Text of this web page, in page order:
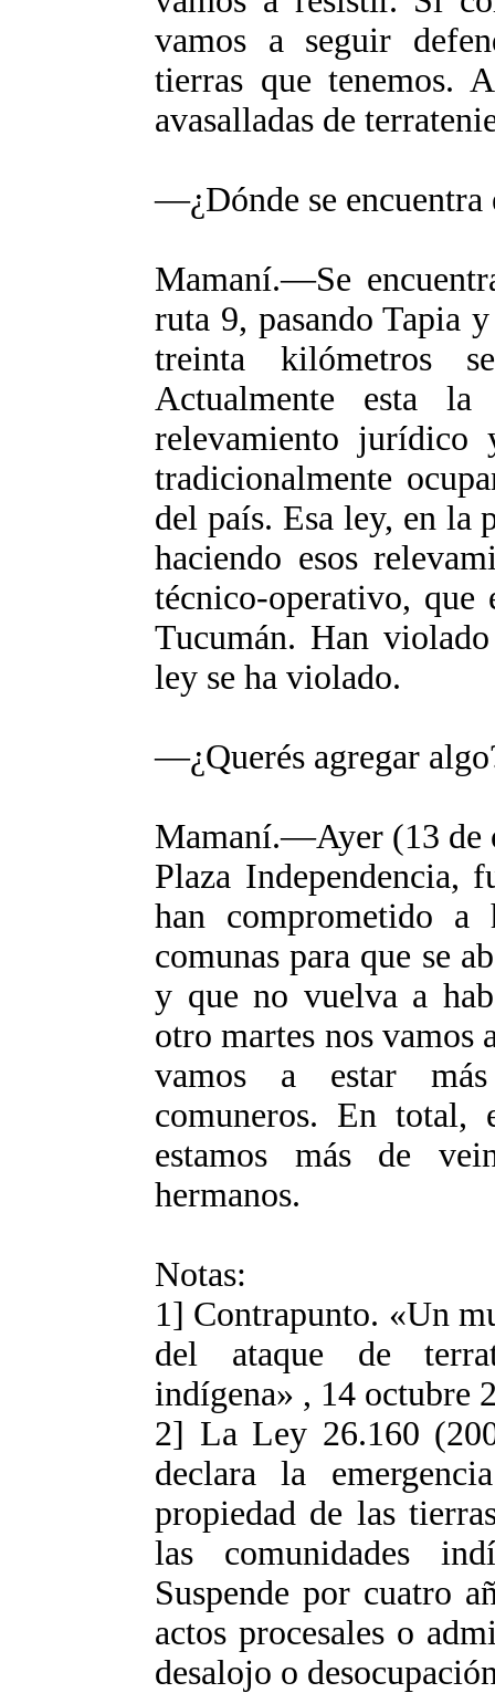
vamos a seguir
tierras que tenemos.
avasalladas de
―¿Dónde se encuentra
Mamaní.―Se
ruta 9, pasando Tapia
treinta kilómetros
Actualmente esta
relevamiento jurídico
tradicionalmente
del país. Esa ley, en la
haciendo esos
técnico-operativo,
Tucumán. Han
ley se ha violado.
―¿Querés agregar
Mamaní.―Ayer (13 de
Plaza Independencia,
han comprometido
comunas para que se
y que no vuelva a
otro martes nos vamos
vamos a estar más
comuneros. En total,
estamos más de
hermanos.
Notas:
1] Contrapunto. «Un
del ataque de
indígena» , 14 octubre
2] La Ley 26.160
declara la
propiedad de las
las comunidades
Suspende por cuatro
actos procesales o
desalojo o